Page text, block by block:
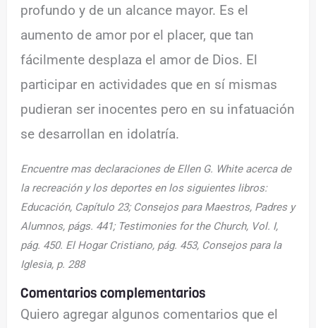
profundo y de un alcance mayor. Es el
aumento de amor por el placer, que tan
fácilmente desplaza el amor de Dios. El
participar en actividades que en sí mismas
pudieran ser inocentes pero en su infatuación
se desarrollan en idolatría.
Encuentre mas declaraciones de Ellen G. White acerca de
la recreación y los deportes en los siguientes libros:
Educación, Capítulo 23; Consejos para Maestros, Padres y
Alumnos, págs. 441; Testimonies for the Church, Vol. I,
pág. 450. El Hogar Cristiano, pág. 453, Consejos para la
Iglesia, p. 288
Comentarios complementarios
Quiero agregar algunos comentarios que el